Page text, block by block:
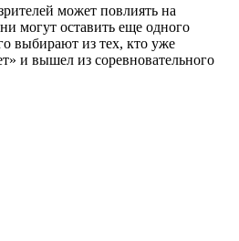
может повлиять на
могут оставить еще одного
выбирают из тех, кто уже
и вышел из соревновательного